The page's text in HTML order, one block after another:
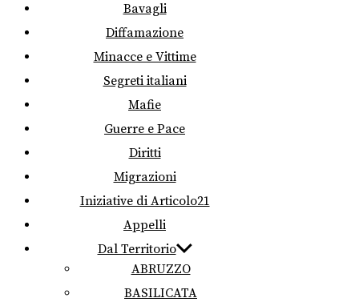
Bavagli
Diffamazione
Minacce e Vittime
Segreti italiani
Mafie
Guerre e Pace
Diritti
Migrazioni
Iniziative di Articolo21
Appelli
Dal Territorio
ABRUZZO
BASILICATA